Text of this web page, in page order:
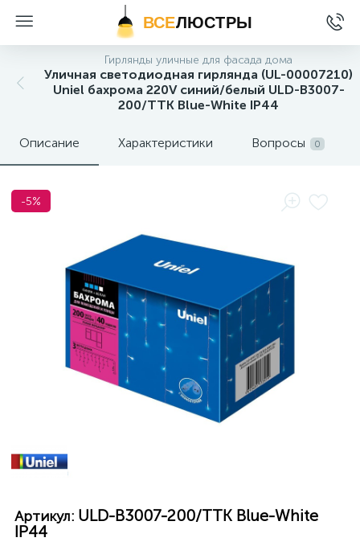
ВСЕЛЮСТРЫ
Гирлянды уличные для фасада дома
Уличная светодиодная гирлянда (UL-00007210)
Uniel бахрома 220V синий/белый ULD-B3007-
200/TTK Blue-White IP44
Описание Характеристики Вопросы 0
-5%
Артикул: ULD-B3007-200/TTK Blue-White
IP44